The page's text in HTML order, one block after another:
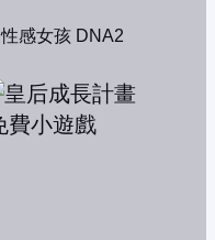
性感女孩 DNA2